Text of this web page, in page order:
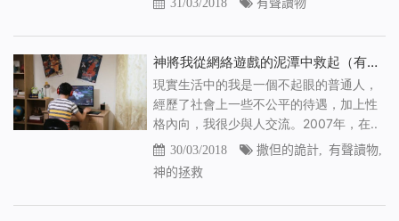
神將我從網絡遊戲的泥潭中救起（有聲讀物）
現實生活中的我是一個不起眼的普通人，
經歷了社會上一些不公平的待遇，加上性
格內向，我很少與人交流。2007年，在..
30/03/2018 撒但的詭計, 有聲讀物,
神的拯救